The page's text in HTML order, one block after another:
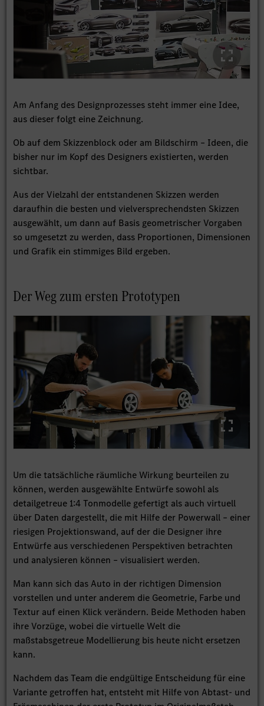
Am Anfang des Designprozesses steht immer eine Idee,
aus dieser folgt eine Zeichnung.
Ob auf dem Skizzenblock oder am Bildschirm – Ideen, die
bisher nur im Kopf des Designers existierten, werden
sichtbar.
Aus der Vielzahl der entstandenen Skizzen werden
daraufhin die besten und vielversprechendsten Skizzen
ausgewählt, um dann auf Basis geometrischer Vorgaben
so umgesetzt zu werden, dass Proportionen, Dimensionen
und Grafik ein stimmiges Bild ergeben.
Der Weg zum ersten Prototypen
Um die tatsächliche räumliche Wirkung beurteilen zu
können, werden ausgewählte Entwürfe sowohl als
detailgetreue 1:4 Tonmodelle gefertigt als auch virtuell
über Daten dargestellt, die mit Hilfe der Powerwall – einer
riesigen Projektionswand, auf der die Designer ihre
Entwürfe aus verschiedenen Perspektiven betrachten
und analysieren können – visualisiert werden.
Man kann sich das Auto in der richtigen Dimension
vorstellen und unter anderem die Geometrie, Farbe und
Textur auf einen Klick verändern. Beide Methoden haben
ihre Vorzüge, wobei die virtuelle Welt die
maßstabsgetreue Modellierung bis heute nicht ersetzen
kann.
Nachdem das Team die endgültige Entscheidung für eine
Variante getroffen hat, entsteht mit Hilfe von Abtast- und